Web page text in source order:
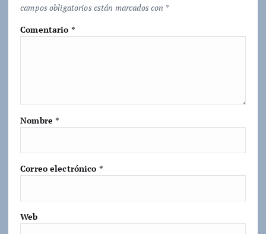
campos obligatorios están marcados con *
Comentario *
Nombre*
Correo electrónico *
Web